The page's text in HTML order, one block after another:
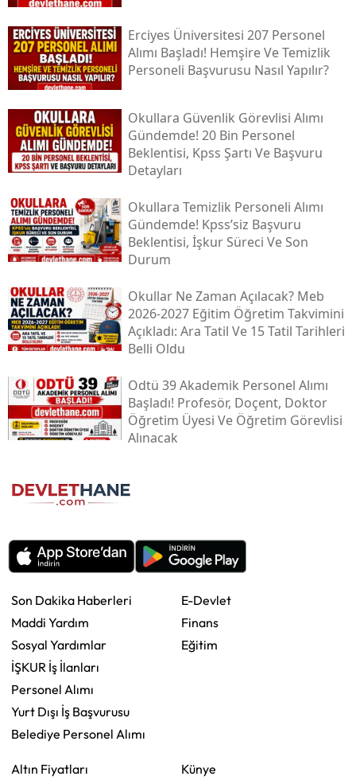
Erciyes Üniversitesi 207 Personel
Alımı Başladı! Hemşire Ve Temizlik
Personeli Başvurusu Nasıl Yapılır?
Okullara Güvenlik Görevlisi Alımı
Gündemde! 20 Bin Personel
Beklentisi, Kpss Şartı Ve Başvuru
Detayları
Okullara Temizlik Personeli Alımı
Gündemde! Kpss’siz Başvuru
Beklentisi, İşkur Süreci Ve Son
Durum
Okullar Ne Zaman Açılacak? Meb
2026-2027 Eğitim Öğretim Takvimini
Açıkladı: Ara Tatil Ve 15 Tatil Tarihleri
Belli Oldu
Odtü 39 Akademik Personel Alımı
Başladı! Profesör, Doçent, Doktor
Öğretim Üyesi Ve Öğretim Görevlisi
Alınacak
Son Dakika Haberleri
Maddi Yardım
Sosyal Yardımlar
İŞKUR İş İlanları
Personel Alımı
Yurt Dışı İş Başvurusu
Belediye Personel Alımı
E-Devlet
Finans
Eğitim
Altın Fiyatları
Künye